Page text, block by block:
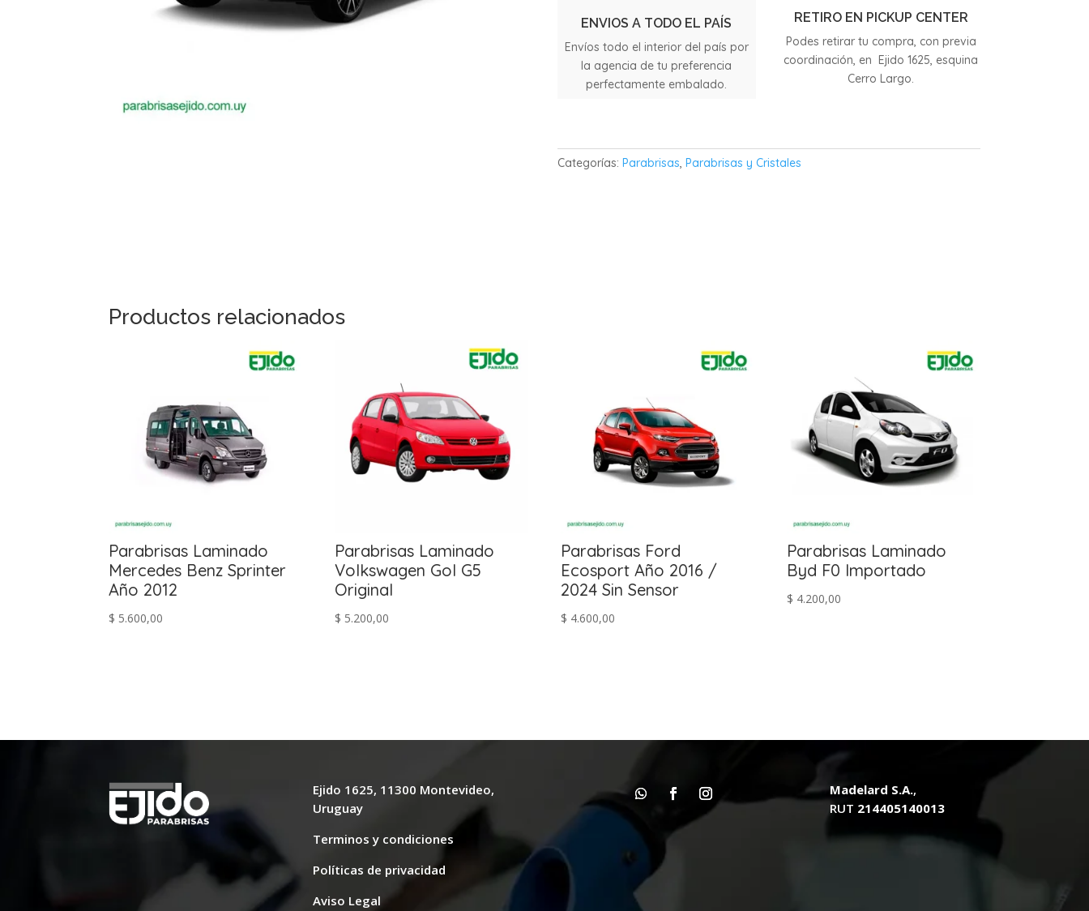
2020ENVIOS A TODO EL PAÍS
Envíos todo el interior del país por
la agencia de tu preferencia
perfectamente embalado.
RETIRO EN PICKUP CENTER
Podes retirar tu compra, con previa
coordinación, en Ejido 1625, esquina
Cerro Largo.
Categorías:Parabrisas,Parabrisas y Cristales
Productos relacionados
Parabrisas Laminado
Mercedes Benz Sprinter
Año 2012
$ 5.600,00
Parabrisas Laminado
Volkswagen Gol G5
Original
$ 5.200,00
Parabrisas Ford
Ecosport Año 2016 /
2024 Sin Sensor
$ 4.600,00
Parabrisas Laminado
Byd F0 Importado
$ 4.200,00
Ejido 1625, 11300 Montevideo,
Uruguay
Terminos y condiciones
Políticas de privacidad
Aviso Legal
Madelard S.A.,
RUT 214405140013